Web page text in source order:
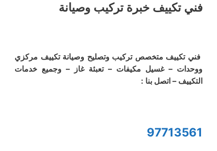
فني تكييف خبرة تركيب وصيانة
فني تكييف متخصص تركيب وتصليح وصيانة تكييف مركزي
ووحدات – غسيل مكيفات – تعبئة غاز – وجميع خدمات
التكييف – اتصل بنا :
97713561